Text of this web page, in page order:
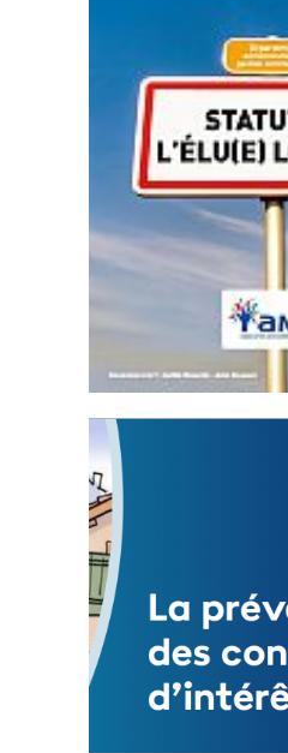
Statut de l’élu local
3 avril 2024
Mise à jour avril 2024
FEUILLETER